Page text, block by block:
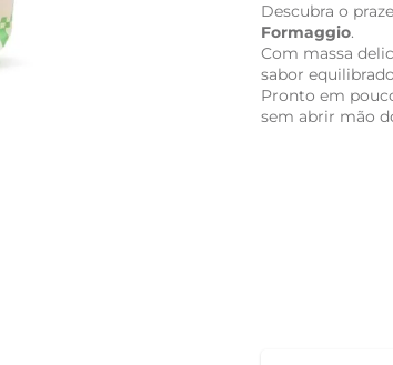
Descubra o
Formaggio.
Com massa
sabor
Pronto em
sem abrir mão